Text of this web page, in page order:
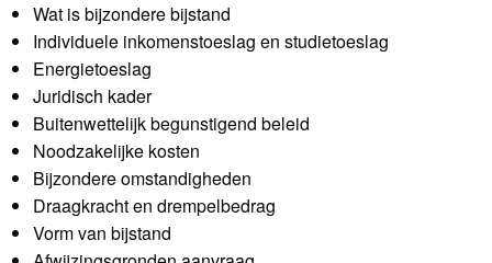
Wat is bijzondere bijstand
Individuele inkomenstoeslag en studietoeslag
Energietoeslag
Juridisch kader
Buitenwettelijk begunstigend beleid
Noodzakelijke kosten
Bijzondere omstandigheden
Draagkracht en drempelbedrag
Vorm van bijstand